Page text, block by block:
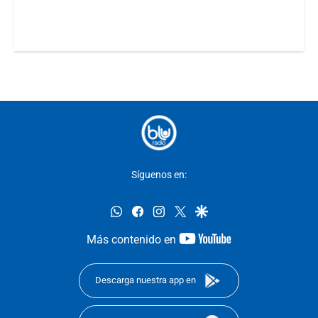
Síguenos en:
whatsappfacebookinstagram
twittergoogle
Más contenido en
youtube-
Descarga nuestra app en